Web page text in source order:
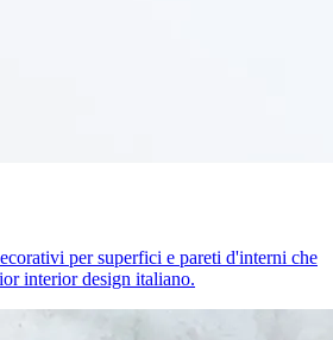
per superfici e pareti d'interni che
interior design italiano.